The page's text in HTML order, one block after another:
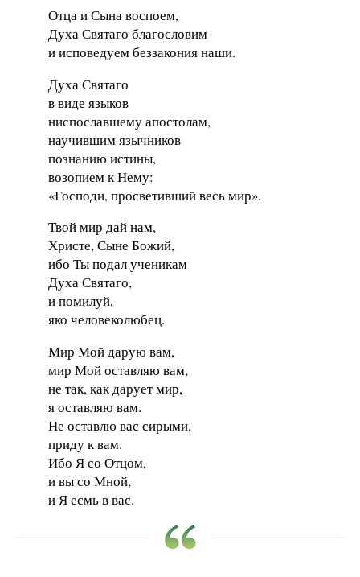
Отца и Сына воспоем,
Духа Святаго благословим
и исповедуем беззакония наши.
Духа Святаго
в виде языков
ниспославшему апостолам,
научившим язычников
познанию истины,
возопием к Нему:
«Господи, просветивший весь мир».
Твой мир дай нам,
Христе, Сыне Божий,
ибо Ты подал ученикам
Духа Святаго,
и помилуй,
яко человеколюбец.
Мир Мой дарую вам,
мир Мой оставляю вам,
не так, как дарует мир,
я оставляю вам.
Не оставлю вас сирыми,
приду к вам.
Ибо Я со Отцом,
и вы со Мной,
и Я есмь в вас.